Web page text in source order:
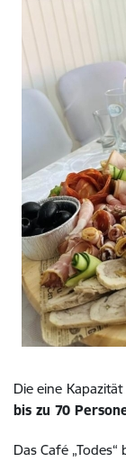
Die eine
bis zu 70
Das Café